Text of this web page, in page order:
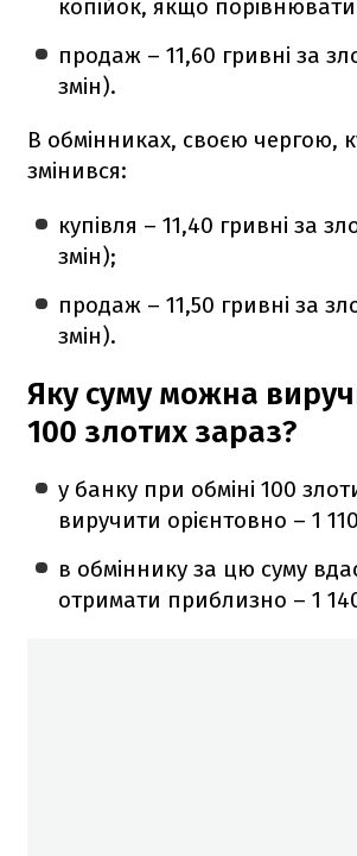
копійок, якщо
продаж – 11,60 гривні за
змін).
В обмінниках, своєю чергою,
змінився:
купівля – 11,40 гривні за
змін);
продаж – 11,50 гривні за
змін).
Яку суму можна
100 злотих зараз?
у банку при обміні 100
виручити орієнтовно – 1
в обміннику за цю суму
отримати приблизно – 1